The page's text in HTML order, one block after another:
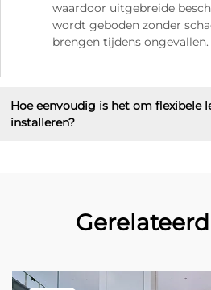
waardoor uitgebreide
wordt geboden zonder
brengen tijdens ongevallen.
Hoe eenvoudig is het om flexibele
installeren?